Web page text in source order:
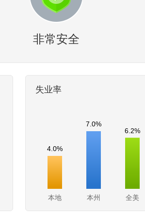
非常安全
失业率
本地 本州 全美
4.0%
7.0%
6.2%